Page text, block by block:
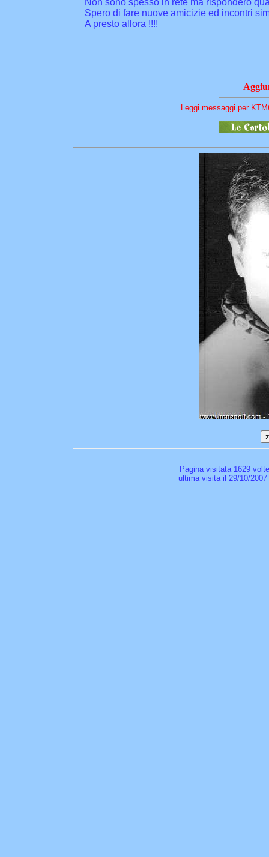
Non sono spesso in rete ma risponderò
Spero di fare nuove amicizie ed incontri
A presto allora !!!!
Leggi messaggi per
Pagina visitata 1629
ultima visita il 29/10/